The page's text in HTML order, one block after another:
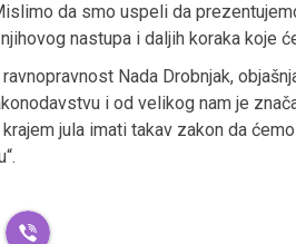
da smo uspeli da
nastupa i daljih koraka koje
Nada Drobnjak,
i od velikog nam je
jula imati takav zakon da